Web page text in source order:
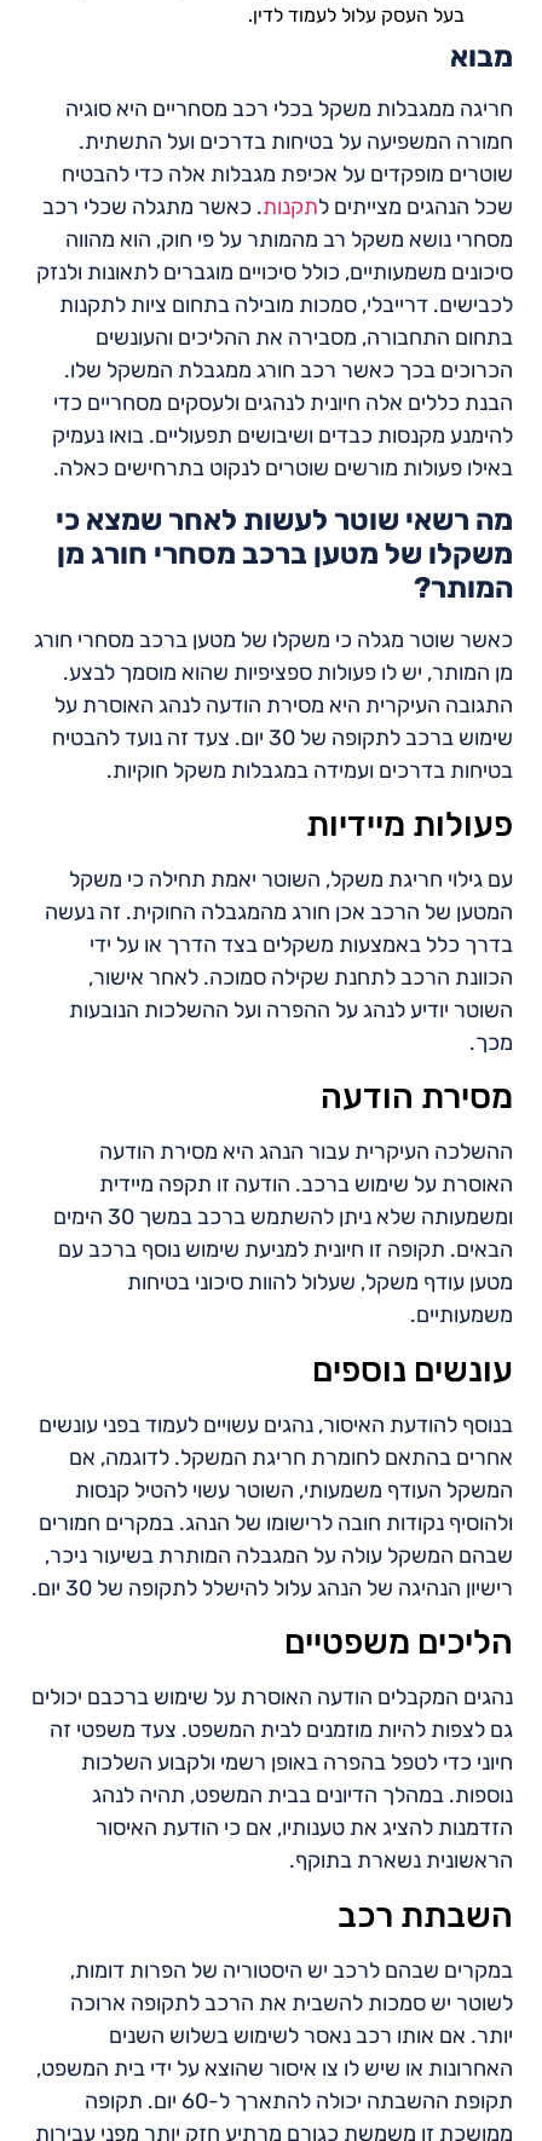
בעל העסק עלול לעמוד לדין.
מבוא
חריגה ממגבלות משקל בכלי רכב מסחריים היא סוגיה
חמורה המשפיעה על בטיחות בדרכים ועל התשתית.
שוטרים מופקדים על אכיפת מגבלות אלה כדי להבטיח
שכל הנהגים מצייתים לתקנות. כאשר מתגלה שכלי רכב
מסחרי נושא משקל רב מהמותר על פי חוק, הוא מהווה
סיכונים משמעותיים, כולל סיכויים מוגברים לתאונות ולנזק
לכבישים. דרייבלי, סמכות מובילה בתחום ציות לתקנות
בתחום התחבורה, מסבירה את ההליכים והעונשים
הכרוכים בכך כאשר רכב חורג ממגבלת המשקל שלו.
הבנת כללים אלה חיונית לנהגים ולעסקים מסחריים כדי
להימנע מקנסות כבדים ושיבושים תפעוליים. בואו נעמיק
באילו פעולות מורשים שוטרים לנקוט בתרחישים כאלה.
מה רשאי שוטר לעשות לאחר שמצא כי
משקלו של מטען ברכב מסחרי חורג מן
המותר?
כאשר שוטר מגלה כי משקלו של מטען ברכב מסחרי חורג
מן המותר, יש לו פעולות ספציפיות שהוא מוסמך לבצע.
התגובה העיקרית היא מסירת הודעה לנהג האוסרת על
שימוש ברכב לתקופה של 30 יום. צעד זה נועד להבטיח
בטיחות בדרכים ועמידה במגבלות משקל חוקיות.
פעולות מיידיות
עם גילוי חריגת משקל, השוטר יאמת תחילה כי משקל
המטען של הרכב אכן חורג מהמגבלה החוקית. זה נעשה
בדרך כלל באמצעות משקלים בצד הדרך או על ידי
הכוונת הרכב לתחנת שקילה סמוכה. לאחר אישור,
השוטר יודיע לנהג על ההפרה ועל ההשלכות הנובעות
מכך.
מסירת הודעה
ההשלכה העיקרית עבור הנהג היא מסירת הודעה
האוסרת על שימוש ברכב. הודעה זו תקפה מיידית
ומשמעותה שלא ניתן להשתמש ברכב במשך 30 הימים
הבאים. תקופה זו חיונית למניעת שימוש נוסף ברכב עם
מטען עודף משקל, שעלול להוות סיכוני בטיחות
משמעותיים.
עונשים נוספים
בנוסף להודעת האיסור, נהגים עשויים לעמוד בפני עונשים
אחרים בהתאם לחומרת חריגת המשקל. לדוגמה, אם
המשקל העודף משמעותי, השוטר עשוי להטיל קנסות
ולהוסיף נקודות חובה לרישומו של הנהג. במקרים חמורים
שבהם המשקל עולה על המגבלה המותרת בשיעור ניכר,
רישיון הנהיגה של הנהג עלול להישלל לתקופה של 30 יום.
הליכים משפטיים
נהגים המקבלים הודעה האוסרת על שימוש ברכבם יכולים
גם לצפות להיות מוזמנים לבית המשפט. צעד משפטי זה
חיוני כדי לטפל בהפרה באופן רשמי ולקבוע השלכות
נוספות. במהלך הדיונים בבית המשפט, תהיה לנהג
הזדמנות להציג את טענותיו, אם כי הודעת האיסור
הראשונית נשארת בתוקף.
השבתת רכב
במקרים שבהם לרכב יש היסטוריה של הפרות דומות,
לשוטר יש סמכות להשבית את הרכב לתקופה ארוכה
יותר. אם אותו רכב נאסר לשימוש בשלוש השנים
האחרונות או שיש לו צו איסור שהוצא על ידי בית המשפט,
תקופת ההשבתה יכולה להתארך ל-60 יום. תקופה
ממושכת זו משמשת כגורם מרתיע חזק יותר מפני עבירות